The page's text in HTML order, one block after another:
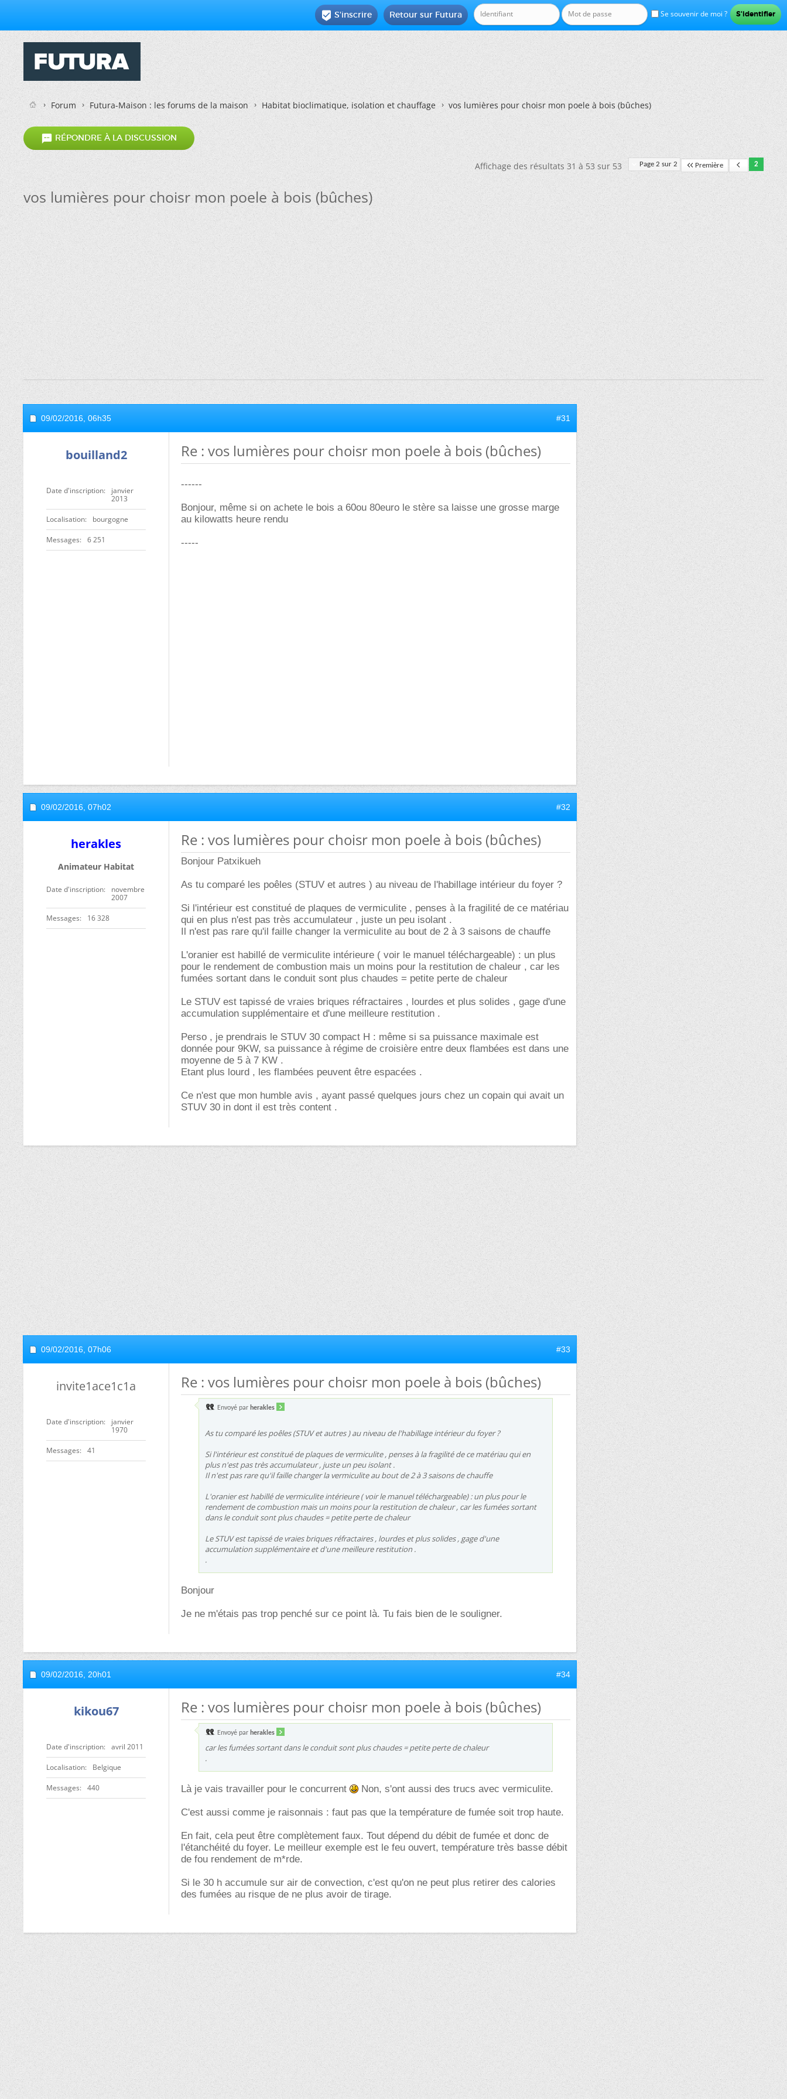
Se souvenir de moi ?
Retour sur Futura
 S'inscrire
Forum Futura-Maison : les forums de la maison Habitat bioclimatique, isolation et chauffage vos lumières pour choisr mon poele à bois (bûches)
 RÉPONDRE À LA DISCUSSION
Page 2 sur 2 Première 2
Affichage des résultats 31 à 53 sur 53
vos lumières pour choisr mon poele à bois (bûches)
09/02/2016, 06h35 #31
bouilland2
Date d'inscription
janvier
2013
Localisation bourgogne
Messages 6 251
Re : vos lumières pour choisr mon poele à bois (bûches)
------
Bonjour, même si on achete le bois a 60ou 80euro le stère sa laisse une grosse marge
au kilowatts heure rendu
-----
09/02/2016, 07h02 #32
herakles
Animateur Habitat
Date d'inscription
novembre
2007
Messages 16 328
Re : vos lumières pour choisr mon poele à bois (bûches)
Bonjour Patxikueh
As tu comparé les poêles (STUV et autres ) au niveau de l'habillage intérieur du foyer ?
Si l'intérieur est constitué de plaques de vermiculite , penses à la fragilité de ce matériau
qui en plus n'est pas très accumulateur , juste un peu isolant .
Il n'est pas rare qu'il faille changer la vermiculite au bout de 2 à 3 saisons de chauffe
L'oranier est habillé de vermiculite intérieure ( voir le manuel téléchargeable) : un plus
pour le rendement de combustion mais un moins pour la restitution de chaleur , car les
fumées sortant dans le conduit sont plus chaudes = petite perte de chaleur
Le STUV est tapissé de vraies briques réfractaires , lourdes et plus solides , gage d'une
accumulation supplémentaire et d'une meilleure restitution .
Perso , je prendrais le STUV 30 compact H : même si sa puissance maximale est
donnée pour 9KW, sa puissance à régime de croisière entre deux flambées est dans une
moyenne de 5 à 7 KW .
Etant plus lourd , les flambées peuvent être espacées .
Ce n'est que mon humble avis , ayant passé quelques jours chez un copain qui avait un
STUV 30 in dont il est très content .
09/02/2016, 07h06 #33
invite1ace1c1a
Date d'inscription
janvier
1970
Messages 41
Re : vos lumières pour choisr mon poele à bois (bûches)
Envoyé par herakles
As tu comparé les poêles (STUV et autres ) au niveau de l'habillage intérieur du foyer ?
Si l'intérieur est constitué de plaques de vermiculite , penses à la fragilité de ce matériau qui en
plus n'est pas très accumulateur , juste un peu isolant .
Il n'est pas rare qu'il faille changer la vermiculite au bout de 2 à 3 saisons de chauffe
L'oranier est habillé de vermiculite intérieure ( voir le manuel téléchargeable) : un plus pour le
rendement de combustion mais un moins pour la restitution de chaleur , car les fumées sortant
dans le conduit sont plus chaudes = petite perte de chaleur
Le STUV est tapissé de vraies briques réfractaires , lourdes et plus solides , gage d'une
accumulation supplémentaire et d'une meilleure restitution .
.
Bonjour
Je ne m'étais pas trop penché sur ce point là. Tu fais bien de le souligner.
09/02/2016, 20h01 #34
kikou67
Date d'inscription avril 2011
Localisation Belgique
Messages 440
Re : vos lumières pour choisr mon poele à bois (bûches)
Envoyé par herakles
car les fumées sortant dans le conduit sont plus chaudes = petite perte de chaleur
.
Là je vais travailler pour le concurrent Non, s'ont aussi des trucs avec vermiculite.
C'est aussi comme je raisonnais : faut pas que la température de fumée soit trop haute.
En fait, cela peut être complètement faux. Tout dépend du débit de fumée et donc de
l'étanchéité du foyer. Le meilleur exemple est le feu ouvert, température très basse débit
de fou rendement de m*rde.
Si le 30 h accumule sur air de convection, c'est qu'on ne peut plus retirer des calories
des fumées au risque de ne plus avoir de tirage.